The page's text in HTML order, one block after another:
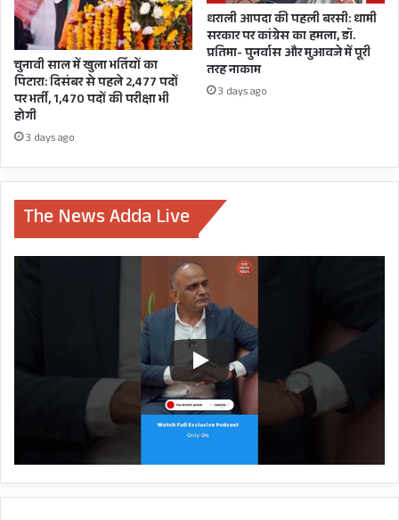
रिपोर्ट: नितिन सेमवाल, पत्रकार, जोशीमठ
CM TIRATH SINGH RAWAT
DEVSTHANAM BOARD
SATPAL MAHARAJ
चुनावी साल में खुला भर्तियों का
पिटारा: दिसंबर से पहले 2,477 पदों
पर भर्ती, 1,470 पदों की परीक्षा भी
होगी
3 days ago
धराली आपदा की पहली बरसी: धामी
सरकार पर कांग्रेस का हमला, डॉ.
प्रतिमा- पुनर्वास और मुआवजे में पूरी
तरह नाकाम
3 days ago
The News Adda Live